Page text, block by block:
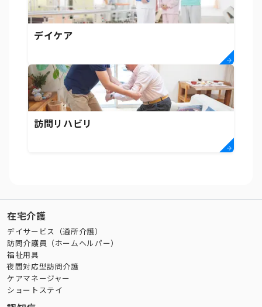
デイケア
訪問リハビリ
在宅介護
デイサービス（通所介護）
訪問介護員（ホームヘルパー）
福祉用具
夜間対応型訪問介護
ケアマネージャー
ショートステイ